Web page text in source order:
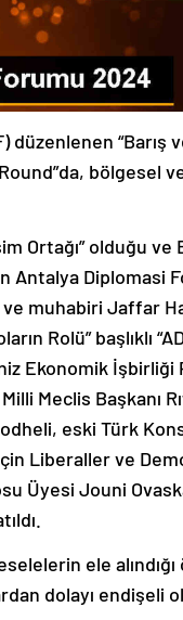
düzenlenen “Barış
Round”da,
Ortağı” olduğu
Antalya Diplomasi
muhabiri Jaffar
Rolü” başlıklı
Ekonomik
Meclis Başkanı
eski Türk
Liberaller ve
Üyesi Jouni
ele
dolayı endişeli